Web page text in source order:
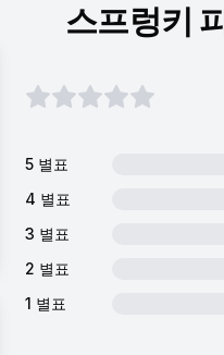
스프렁키
5 별표
4 별표
3 별표
2 별표
1 별표